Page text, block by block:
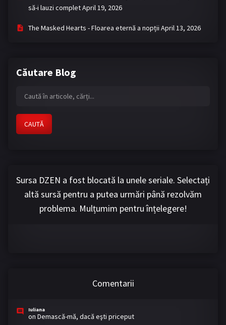
să-i lauzi completApril 19, 2026
The Masked Hearts - Floarea eternă a nopții April 13, 2026
Căutare Blog
CAUTĂ
Sursa DZEN a fost blocată la unele seriale. Selectați
altă sursă pentru a putea urmări până rezolvăm
problema. Mulțumim pentru înțelegere!
Comentarii
Iuliana
on Demască-mă, dacă eşti priceput